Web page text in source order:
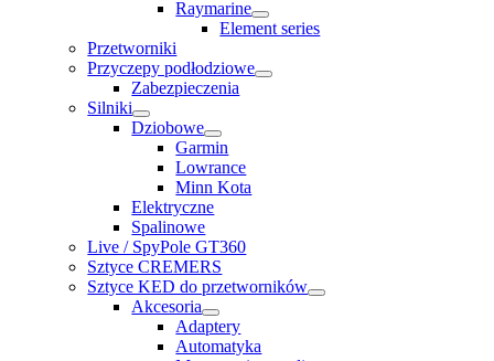
Raymarine
Element series
Przetworniki
Przyczepy podłodziowe
Zabezpieczenia
Silniki
Dziobowe
Garmin
Lowrance
Minn Kota
Elektryczne
Spalinowe
Live / SpyPole GT360
Sztyce CREMERS
Sztyce KED do przetworników
Akcesoria
Adaptery
Automatyka